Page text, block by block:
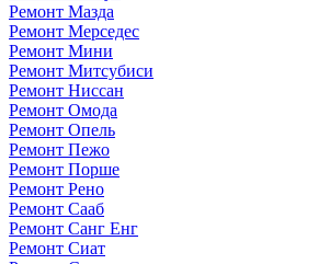
Ремонт Мазда
Ремонт Мерседес
Ремонт Мини
Ремонт Митсубиси
Ремонт Ниссан
Ремонт Омода
Ремонт Опель
Ремонт Пежо
Ремонт Порше
Ремонт Рено
Ремонт Сааб
Ремонт Санг Енг
Ремонт Сиат